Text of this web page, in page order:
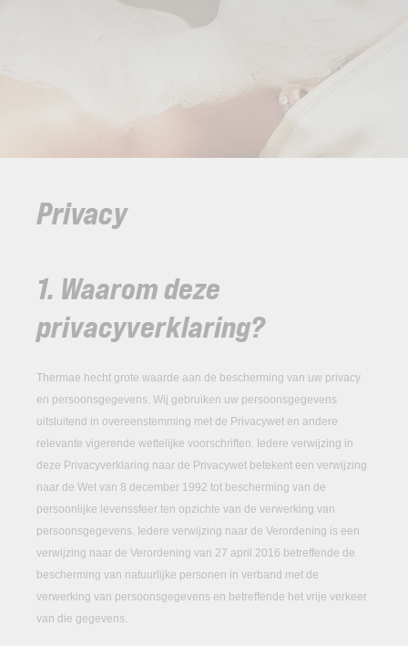
Privacy
1. Waarom deze
privacyverklaring?
Thermae hecht grote waarde aan de bescherming van uw privacy
en persoonsgegevens. Wij gebruiken uw persoonsgegevens
uitsluitend in overeenstemming met de Privacywet en andere
relevante vigerende wettelijke voorschriften. Iedere verwijzing in
deze Privacyverklaring naar de Privacywet betekent een verwijzing
naar de Wet van 8 december 1992 tot bescherming van de
persoonlijke levenssfeer ten opzichte van de verwerking van
persoonsgegevens. Iedere verwijzing naar de Verordening is een
verwijzing naar de Verordening van 27 april 2016 betreffende de
bescherming van natuurlijke personen in verband met de
verwerking van persoonsgegevens en betreffende het vrije verkeer
van die gegevens.